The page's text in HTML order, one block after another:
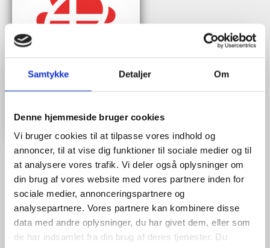
Samtykke Detaljer Om
Denne hjemmeside bruger cookies
Vi bruger cookies til at tilpasse vores indhold og
annoncer, til at vise dig funktioner til sociale medier og til
at analysere vores trafik. Vi deler også oplysninger om
din brug af vores website med vores partnere inden for
sociale medier, annonceringspartnere og
analysepartnere. Vores partnere kan kombinere disse
data med andre oplysninger, du har givet dem, eller som
de har indsamlet fra din brug af deres tjenester. Du
ugentlige nyhedsbrev samt markedsføring via mail.
Tilmeld